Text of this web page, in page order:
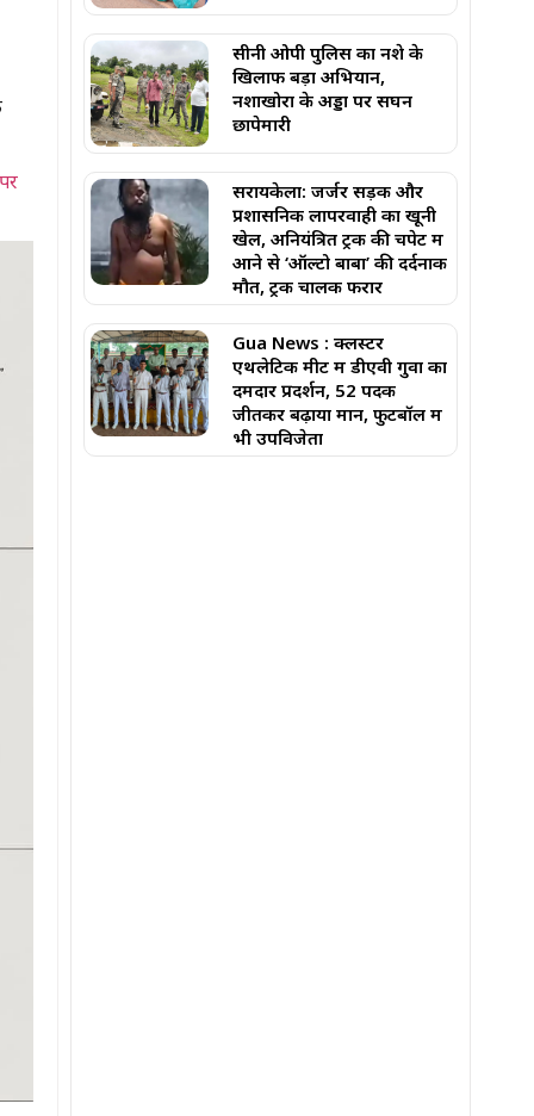
सीनी ओपी पुलिस का नशे के
खिलाफ बड़ा अभियान,
नशाखोरों के अड्डों पर सघन
छापेमारी
सरायकेला: जर्जर सड़क और
प्रशासनिक लापरवाही का खूनी
खेल, अनियंत्रित ट्रक की चपेट में
आने से ‘ऑल्टो बाबा’ की दर्दनाक
मौत, ट्रक चालक फरार
Gua News : क्लस्टर
एथलेटिक मीट में डीएवी गुवा का
दमदार प्रदर्शन, 52 पदक
जीतकर बढ़ाया मान, फुटबॉल में
भी उपविजेता